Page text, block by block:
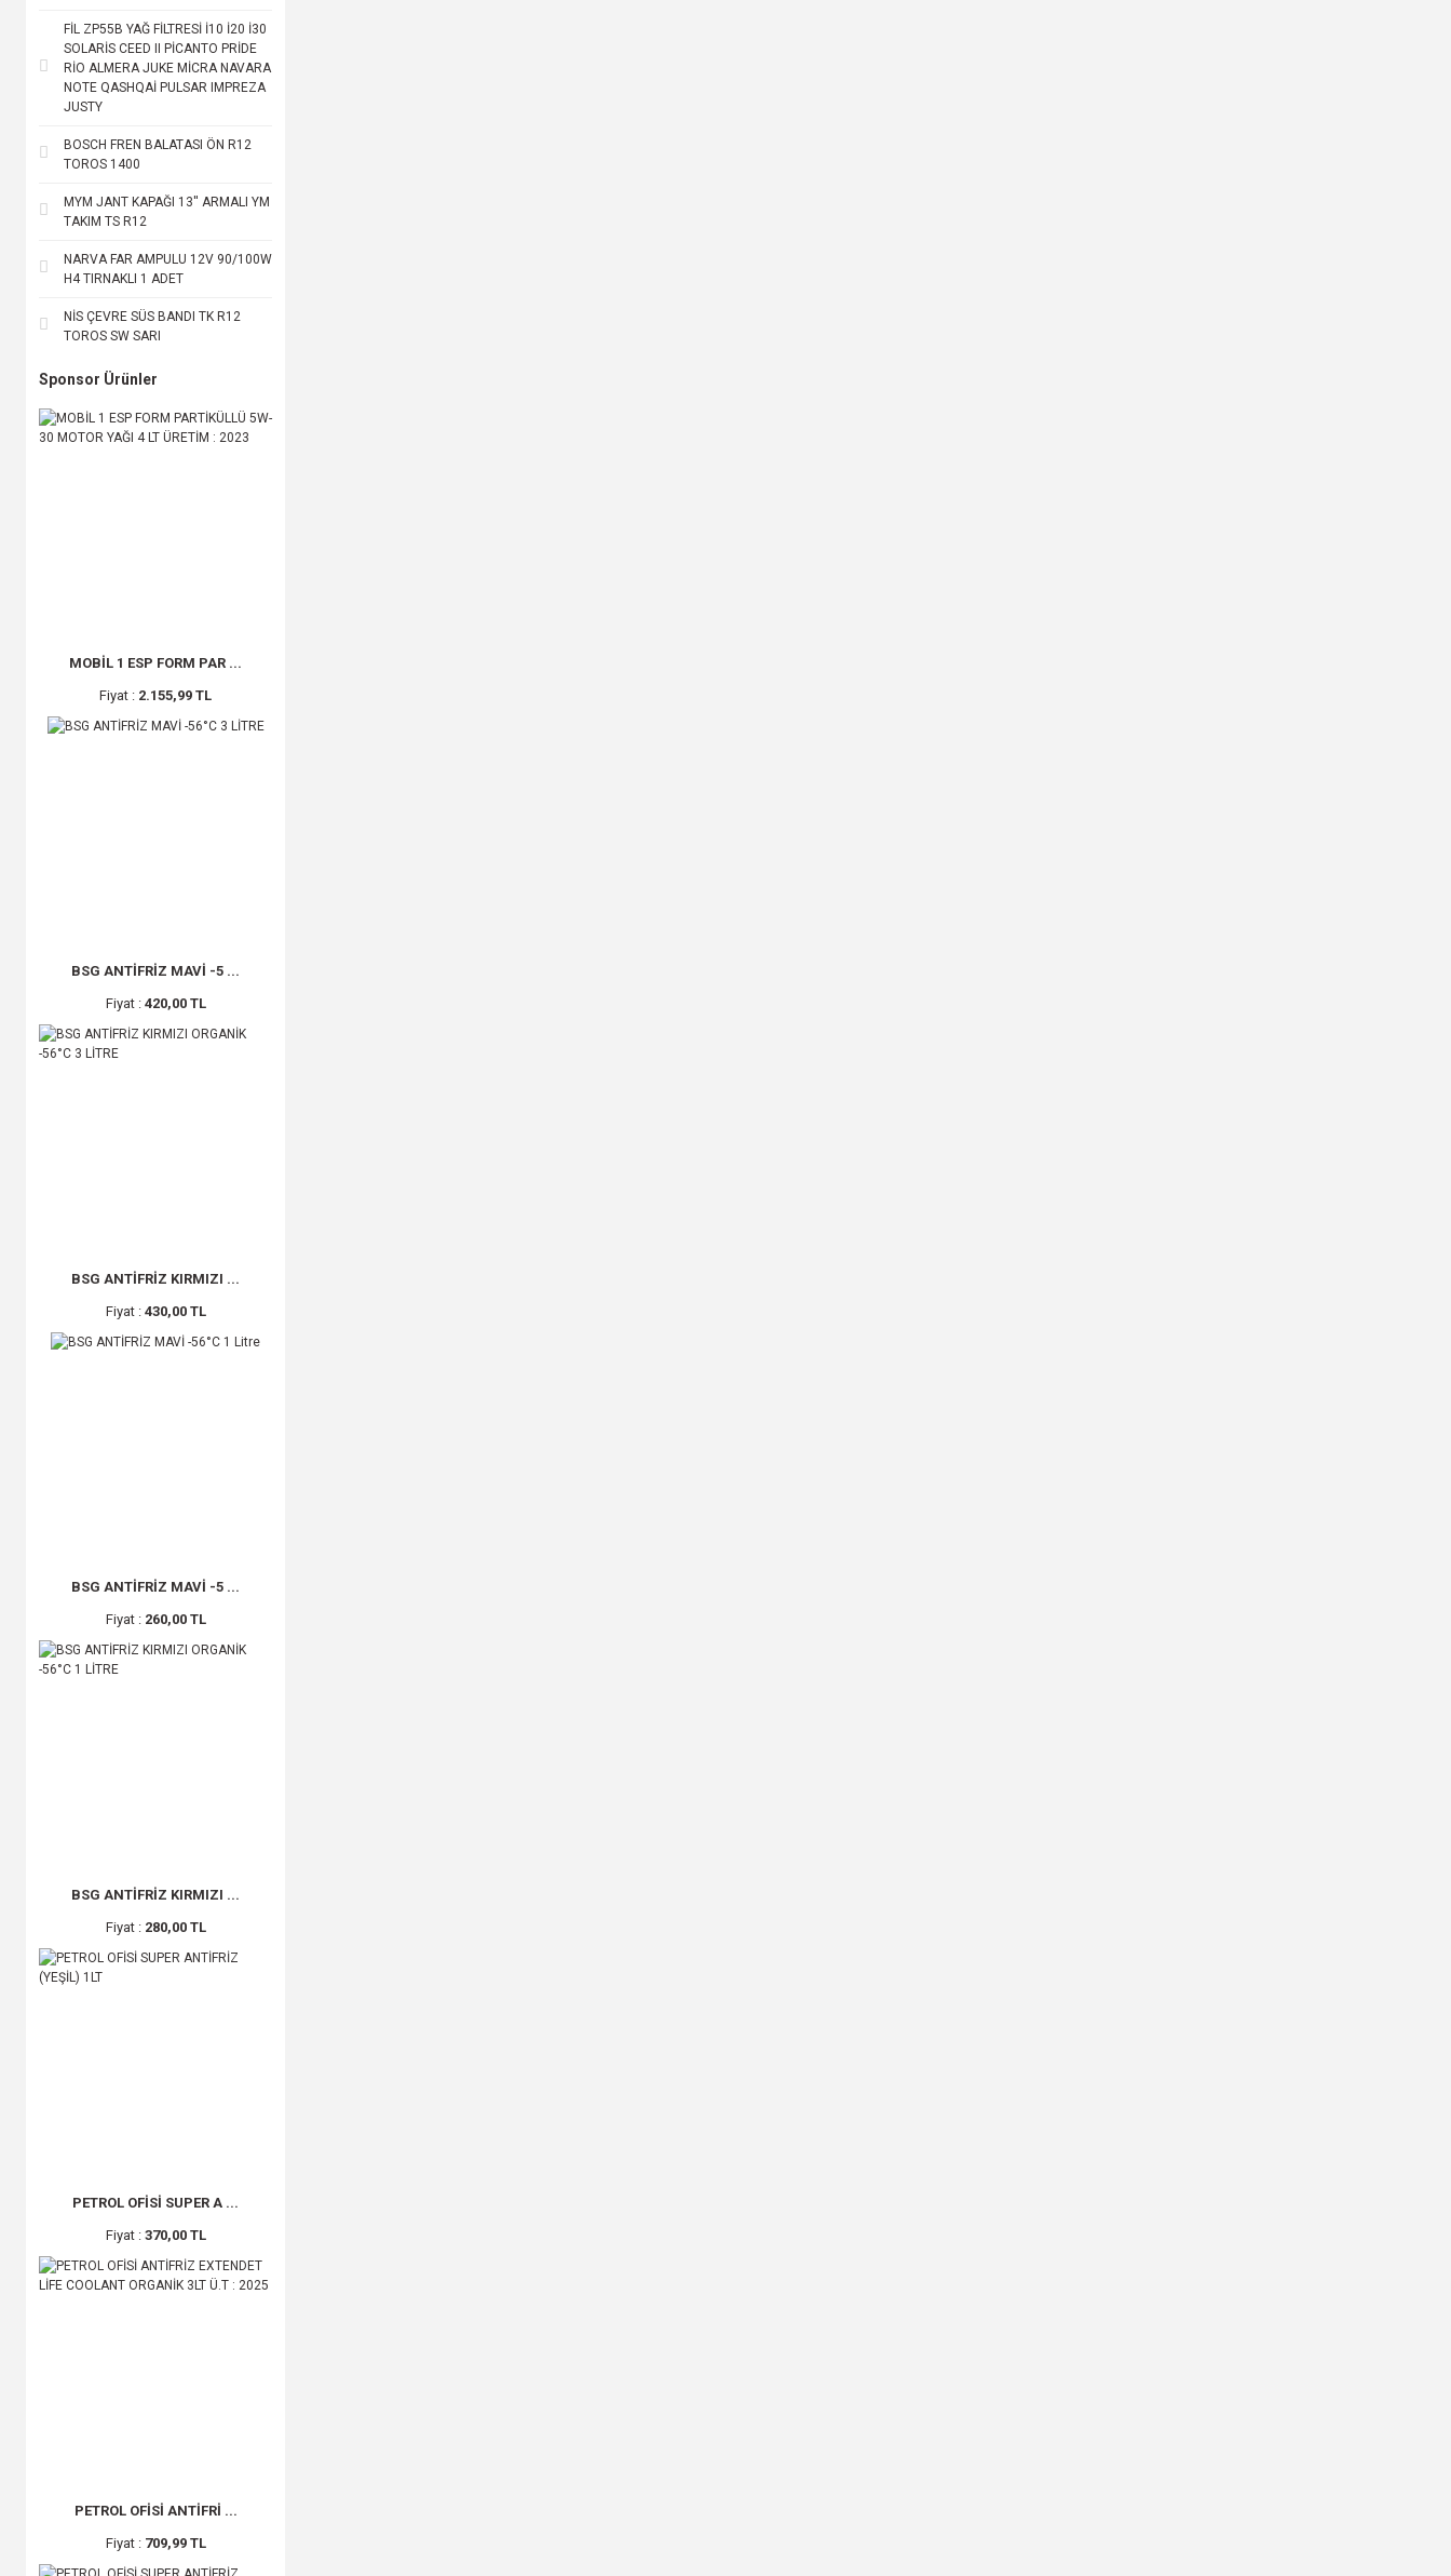
FİL ZP55B YAĞ FİLTRESİ İ10 İ20 İ30
SOLARİS CEED II PİCANTO PRİDE
RİO ALMERA JUKE MİCRA NAVARA
NOTE QASHQAİ PULSAR IMPREZA
JUSTY
BOSCH FREN BALATASI ÖN R12
TOROS 1400
MYM JANT KAPAĞI 13'' ARMALI YM
TAKIM TS R12
NARVA FAR AMPULU 12V 90/100W
H4 TIRNAKLI 1 ADET
NİS ÇEVRE SÜS BANDI TK R12
TOROS SW SARI
Sponsor Ürünler
MOBİL 1 ESP FORM PAR ...
Fiyat : 2.155,99 TL
BSG ANTİFRİZ MAVİ -5 ...
Fiyat : 420,00 TL
BSG ANTİFRİZ KIRMIZI ...
Fiyat : 430,00 TL
BSG ANTİFRİZ MAVİ -5 ...
Fiyat : 260,00 TL
BSG ANTİFRİZ KIRMIZI ...
Fiyat : 280,00 TL
PETROL OFİSİ SUPER A ...
Fiyat : 370,00 TL
PETROL OFİSİ ANTİFRİ ...
Fiyat : 709,99 TL